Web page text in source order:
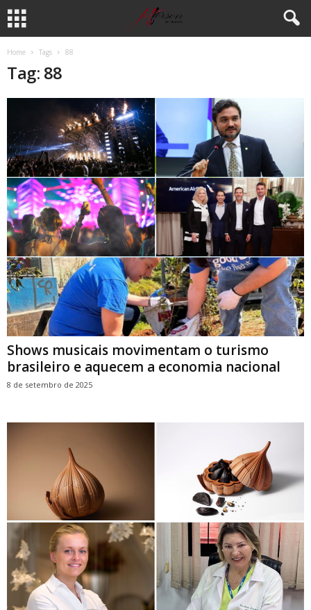
Home Tags 88
Tag: 88
Shows musicais movimentam o turismo
brasileiro e aquecem a economia nacional
8 de setembro de 2025